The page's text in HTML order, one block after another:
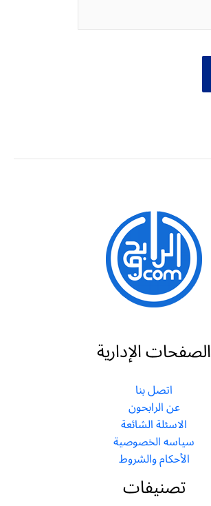
الصفحات الإدارية
اتصل بنا
عن الرابحون
الاسئلة الشائعة
سياسه الخصوصية
الأحكام والشروط
تصنيفات